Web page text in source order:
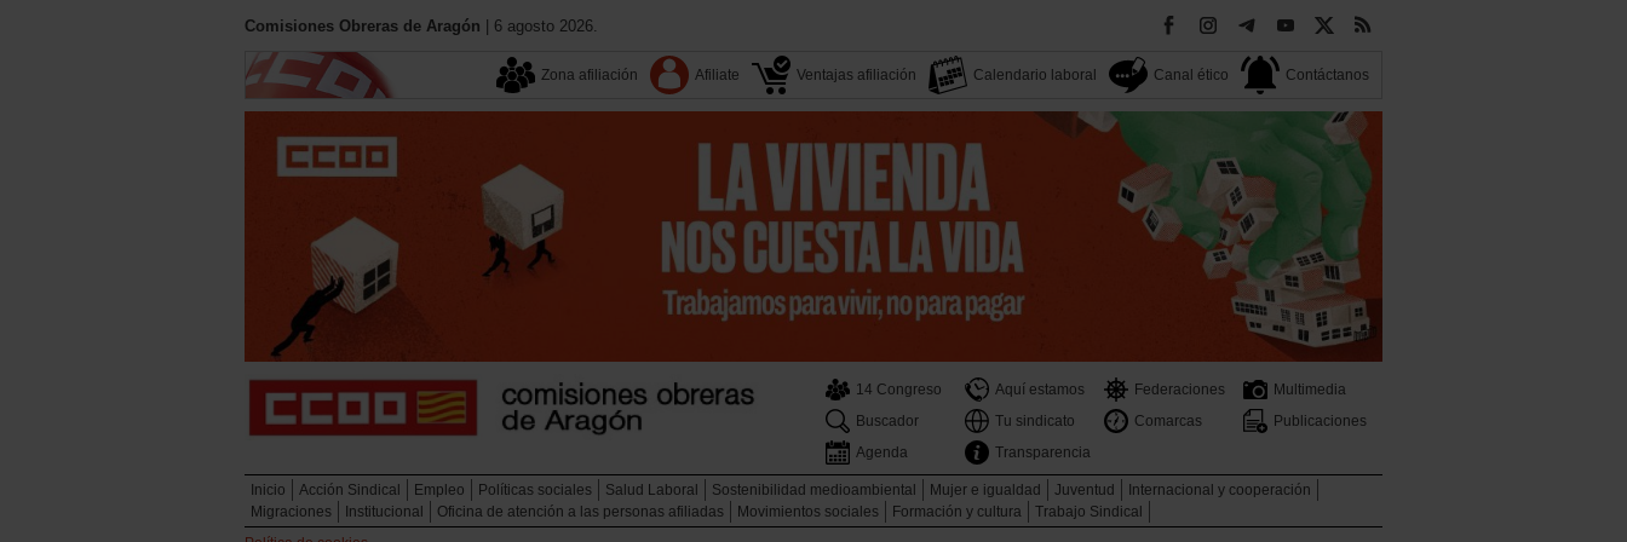
Comisiones Obreras de Aragón | 6 agosto 2026.
Zona afiliación Afiliate Ventajas afiliación Calendario laboral Canal ético Contáctanos
14 Congreso Aquí estamos Federaciones
Multimedia
Buscador
Tu sindicato Comarcas
Publicaciones
Agenda
Transparencia
Inicio Acción Sindical Empleo Políticas sociales Salud Laboral Sostenibilidad medioambiental Mujer e igualdad Juventud
Internacional y cooperación
Migraciones
Institucional Oficina de atención a las personas afiliadas Movimientos sociales Formación y cultura
Trabajo Sindical